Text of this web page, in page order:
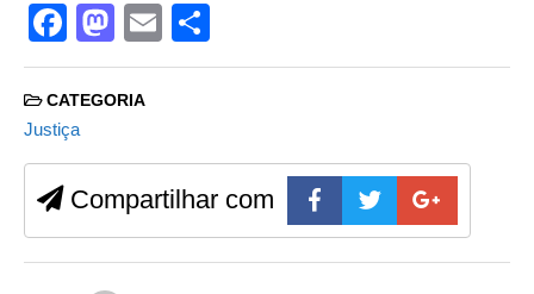
F
a
c
e
b
o
o
M
a
st
d
o
n
E
m h
CATEGORIA
Justiça
Compartilhar com